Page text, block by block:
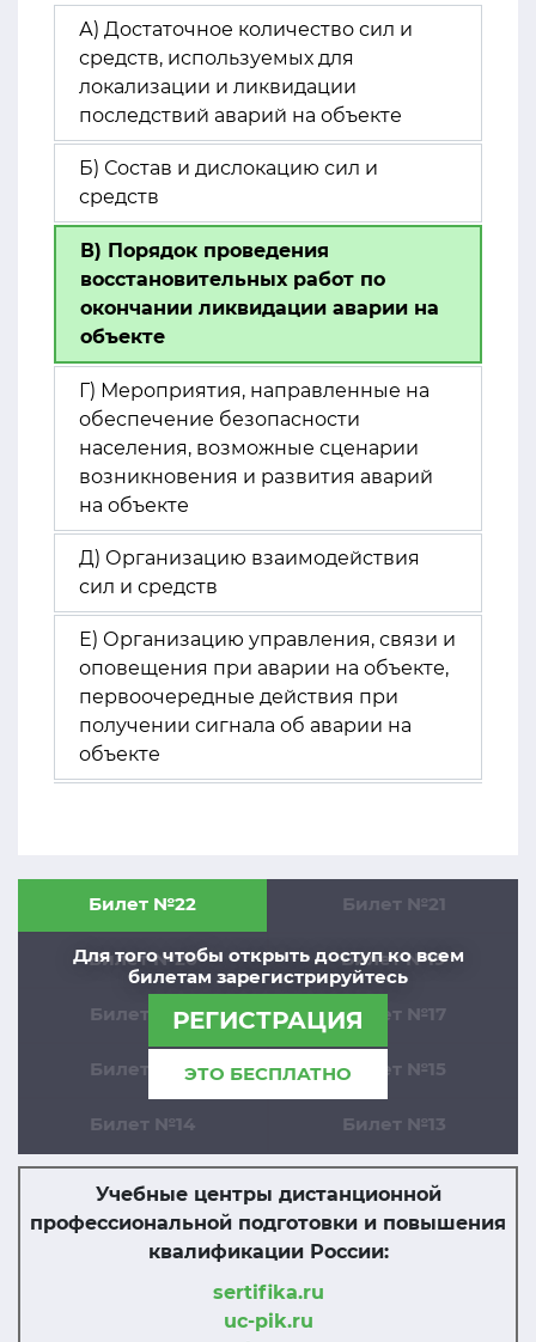
А) Достаточное количество сил и
средств, используемых для
локализации и ликвидации
последствий аварий на объекте
Б) Состав и дислокацию сил и
средств
В) Порядок проведения
восстановительных работ по
окончании ликвидации аварии на
объекте
Г) Мероприятия, направленные на
обеспечение безопасности
населения, возможные сценарии
возникновения и развития аварий
на объекте
Д) Организацию взаимодействия
сил и средств
Е) Организацию управления, связи и
оповещения при аварии на объекте,
первоочередные действия при
получении сигнала об аварии на
объекте
Для того чтобы открыть доступ ко всем
билетам зарегистрируйтесь
РЕГИСТРАЦИЯ
ЭТО БЕСПЛАТНО
Билет №22 Билет №21
Билет №20 Билет №19
Билет №18 Билет №17
Билет №16 Билет №15
Билет №14 Билет №13
Учебные центры дистанционной
профессиональной подготовки и повышения
квалификации России:
sertifika.ru
uc-pik.ru